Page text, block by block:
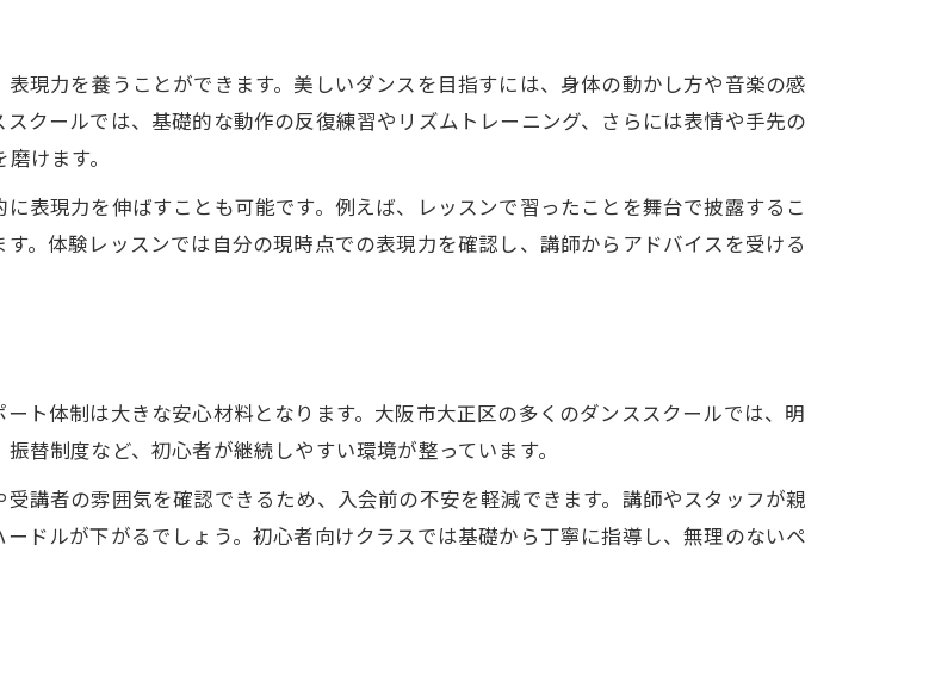
スクールで気づく自分の強みとは
が伸びるダンス習慣を身につける
ダンススクール選びの極意
く通えるダンススクールの条件
正区で通いやすい教室を探すコツ
まるレッスン内容の魅力
スクールの多彩なレッスン内容とは
ダンスを育てる表現力強化の秘訣
ンで感じる成長と達成感の理由
現力を養うことができます。美しいダンスを目指すには、身体の動かし方や音楽の感
クールでは、基礎的な動作の反復練習やリズムトレーニング、さらには表情や手先の
けます。
表現力を伸ばすことも可能です。例えば、レッスンで習ったことを舞台で披露するこ
。体験レッスンでは自分の現時点での表現力を確認し、講師からアドバイスを受ける
ト体制は大きな安心材料となります。大阪市大正区の多くのダンススクールでは、明
替制度など、初心者が継続しやすい環境が整っています。
講者の雰囲気を確認できるため、入会前の不安を軽減できます。講師やスタッフが親
ドルが下がるでしょう。初心者向けクラスでは基礎から丁寧に指導し、無理のないペ